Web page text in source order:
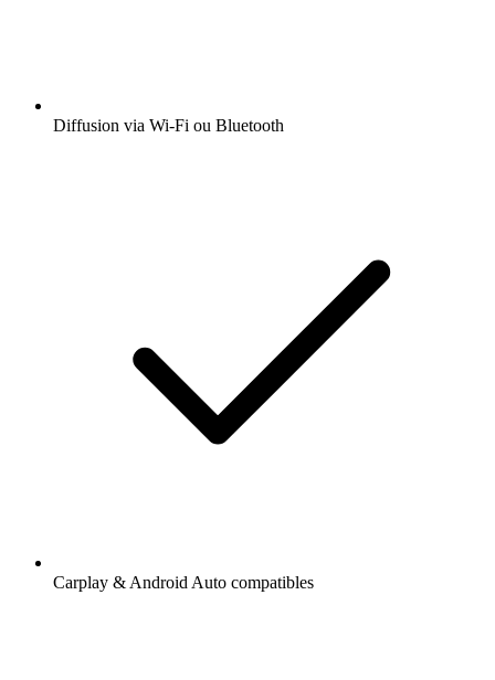
Diffusion via Wi-Fi ou Bluetooth
Carplay & Android Auto compatibles